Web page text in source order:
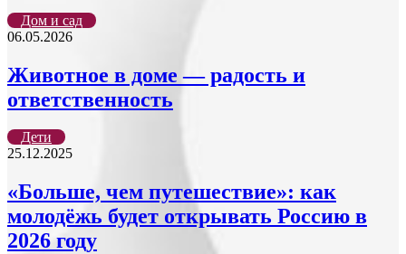
Дом и сад
06.05.2026
Животное в доме — радость и
ответственность
Дети
25.12.2025
«Больше, чем путешествие»: как
молодёжь будет открывать Россию в
2026 году